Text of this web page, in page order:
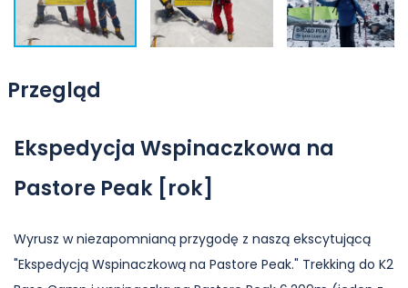
Przegląd
Ekspedycja Wspinaczkowa na
Pastore Peak [rok]
Wyrusz w niezapomnianą przygodę z naszą ekscytującą
"Ekspedycją Wspinaczkową na Pastore Peak." Trekking do K2